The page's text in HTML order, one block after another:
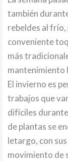
también
rebeldes al frío,
conveniente
más
mantenimiento
El invierno es
trabajos que
difíciles
de plantas se
letargo, con
movimiento de